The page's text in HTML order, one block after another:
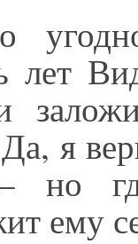
лет
я
но
ему